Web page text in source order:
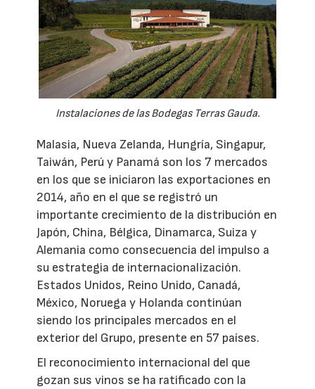
Instalaciones de las Bodegas Terras Gauda.
Malasia, Nueva Zelanda, Hungría, Singapur,
Taiwán, Perú y Panamá son los 7 mercados
en los que se iniciaron las exportaciones en
2014, año en el que se registró un
importante crecimiento de la distribución en
Japón, China, Bélgica, Dinamarca, Suiza y
Alemania como consecuencia del impulso a
su estrategia de internacionalización.
Estados Unidos, Reino Unido, Canadá,
México, Noruega y Holanda continúan
siendo los principales mercados en el
exterior del Grupo, presente en 57 países.
El reconocimiento internacional del que
gozan sus vinos se ha ratificado con la